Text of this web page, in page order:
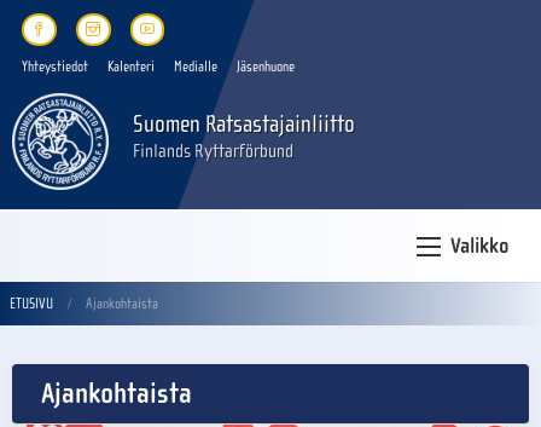
Yhteystiedot Kalenteri Medialle Jäsenhuone
Suomen Ratsastajainliitto
Finlands Ryttarförbund
Valikko
ETUSIVU Ajankohtaista
Ajankohtaista